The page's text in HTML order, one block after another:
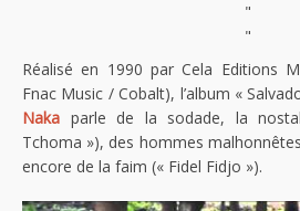
"
"
Réalisé en 1990 par Cela Editions
Fnac Music / Cobalt), l’album «
Naka parle de la sodade, la
Tchoma »), des hommes
encore de la faim (« Fidel Fidjo »).